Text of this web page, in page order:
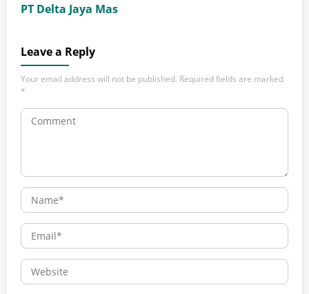
PT Delta Jaya Mas
Leave a Reply
Your email address will not be published. Required fields are marked
*